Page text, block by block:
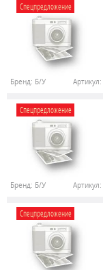
Спецпредложение
Бренд: Б/У Артикул:
Спецпредложение
Бренд: Б/У Артикул:
Спецпредложение